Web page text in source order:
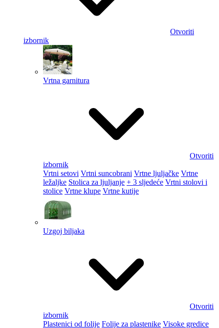
Otvoriti
izbornik
Vrtna garnitura
Otvoriti
izbornik
Vrtni setovi Vrtni suncobrani Vrtne ljuljačke Vrtne
ležaljke Stolica za ljuljanje + 3 sljedeće Vrtni stolovi i
stolice Vrtne klupe Vrtne kutije
Uzgoj biljaka
Otvoriti
izbornik
Plastenici od folije Folije za plastenike Visoke gredice